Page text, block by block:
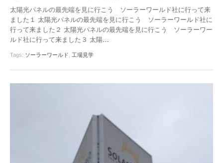
太陽光パネルの最先端を見に行こう ソーラーワールド社に行って来
ました１ 太陽光パネルの最先端を見に行こう ソーラーワールド社に
行って来ました２ 太陽光パネルの最先端を見に行こう ソーラーワー
ルド社に行って来ました３ 太陽…
Tags: ソーラーワールド 工場見学